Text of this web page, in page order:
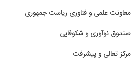
معاونت علمی و فناوری ریاست جمهوری
صندوق نوآوری و شکوفایی
مرکز تعالی و پیشرفت